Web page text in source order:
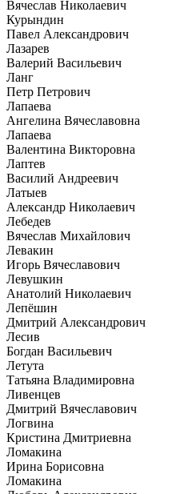
Вячеслав Николаевич
Курындин
Павел Александрович
Лазарев
Валерий Васильевич
Ланг
Петр Петрович
Лапаева
Ангелина Вячеславовна
Лапаева
Валентина Викторовна
Лаптев
Василий Андреевич
Латыев
Александр Николаевич
Лебедев
Вячеслав Михайлович
Левакин
Игорь Вячеславович
Левушкин
Анатолий Николаевич
Лепёшин
Дмитрий Александрович
Лесив
Богдан Васильевич
Летута
Татьяна Владимировна
Ливенцев
Дмитрий Вячеславович
Логвина
Кристина Дмитриевна
Ломакина
Ирина Борисовна
Ломакина